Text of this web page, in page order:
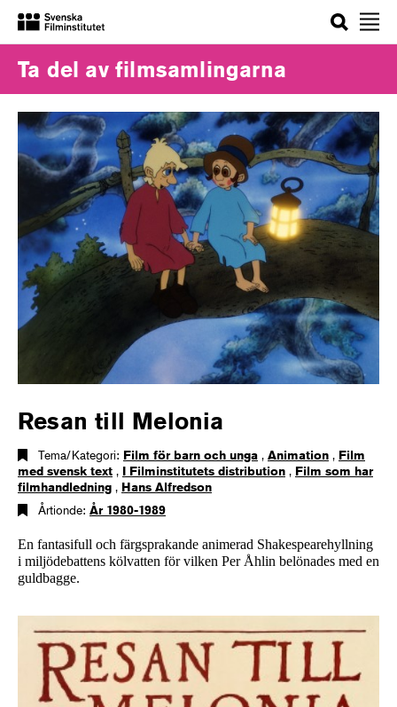
Sök
Ta del av filmsamlingarna
Resan till Melonia
Tema/Kategori: Film för barn och unga , Animation , Film
med svensk text , I Filminstitutets distribution , Film som har
filmhandledning , Hans Alfredson
Årtionde: År 1980-1989
En fantasifull och färgsprakande animerad Shakespearehyllning
i miljödebattens kölvatten för vilken Per Åhlin belönades med en
guldbagge.